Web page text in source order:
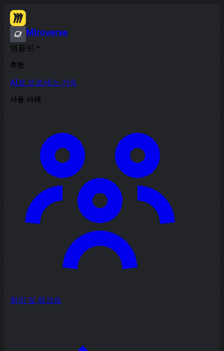
Miroverse
템플릿
추천
AI로 프로세스 가속
사용 사례
회의 및 워크숍